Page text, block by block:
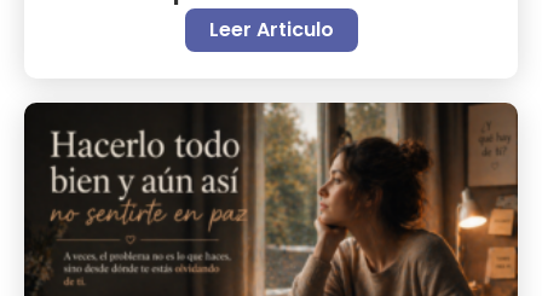
Leer Articulo